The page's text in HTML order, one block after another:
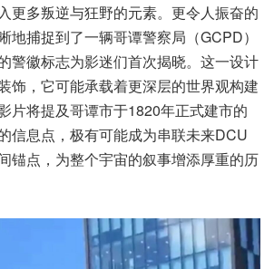
更多叛逆与狂野的元素。更令人振奋的
地捕捉到了一辆哥谭警察局（GCPD）
警徽标志为影迷们首次揭晓。这一设计
饰，它可能承载着更深层的世界观构建
将提及哥谭市于1820年正式建市的
信息点，极有可能成为串联未来DCU
锚点，为整个宇宙的叙事增添厚重的历